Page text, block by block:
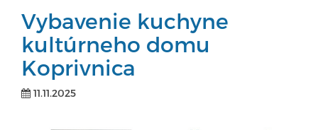
Vybavenie kuchyne
kultúrneho domu
Koprivnica
11.11.2025